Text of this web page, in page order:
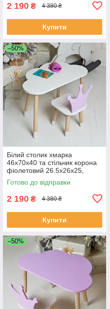
2 190 ₴ 4 380 ₴
Купити
–50%
Білий столик хмарка
46х70х40 та стільчик корона
фіолетовий 26.5х26х25,
набір меблів для дитини стіл
та стілець
Готово до відправки
2 190 ₴ 4 380 ₴
Купити
–50%